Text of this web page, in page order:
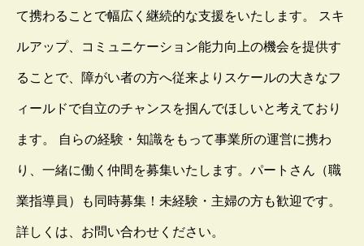
て携わることで幅広く継続的な支援をいたします。 スキ
ルアップ、コミュニケーション能力向上の機会を提供す
ることで、障がい者の方へ従来よりスケールの大きなフ
ィールドで自立のチャンスを掴んでほしいと考えており
ます。 自らの経験・知識をもって事業所の運営に携わ
り、一緒に働く仲間を募集いたします。パートさん（職
業指導員）も同時募集！未経験・主婦の方も歓迎です。
詳しくは、お問い合わせください。